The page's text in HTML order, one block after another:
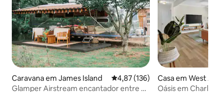
Caravana em James Island Classificação média de 4,87 em
4,87 (136)
Glamper Airstream encantador entre o
Casa em West
Oásis em